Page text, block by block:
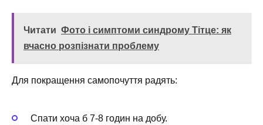
Читати Фото і симптоми синдрому Тітце: як
вчасно розпізнати проблему
Для покращення самопочуття радять:
Спати хоча б 7-8 годин на добу.